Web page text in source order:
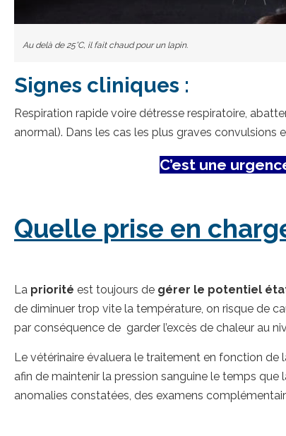
Au delà de 25°C, il fait chaud pour un lapin.
Signes cliniques :
Respiration rapide voire détresse respiratoire,
anormal). Dans les cas les plus graves
C’est une
Quelle prise en
La priorité est toujours de gérer le potentiel état
de diminuer trop vite la température, on risque de
par conséquence de garder l’excès de chaleur au
Le vétérinaire évaluera le traitement en fonction
afin de maintenir la pression sanguine le temps
anomalies constatées, des examens